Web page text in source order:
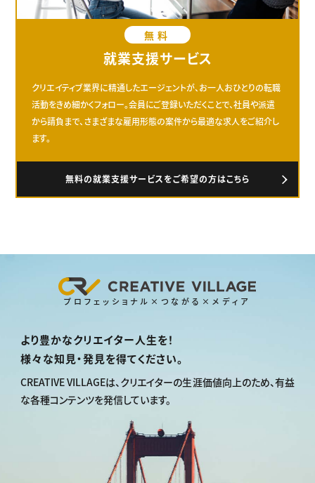
無料
就業支援サービス
クリエイティブ業界に精通したエージェントが、お一人おひとりの転職
活動をきめ細かくフォロー。会員にご登録いただくことで、社員や派遣
から請負まで、さまざまな雇用形態の案件から最適な求人をご紹介し
ます。
無料の就業支援サービスをご希望の方はこちら
プロフェッショナル×つながる×メディア
より豊かなクリエイター人生を！
様々な知見・発見を得てください。
CREATIVE VILLAGEは、 クリエイターの生涯価値向上のため、有益
な各種コンテンツを発信しています。